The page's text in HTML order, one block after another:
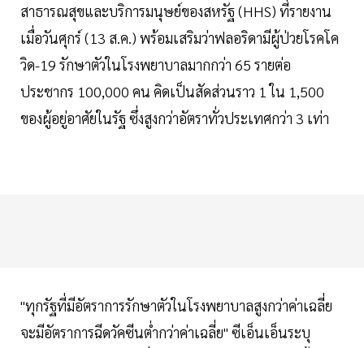
สาธารณสุขและบริการมนุษย์ของสหรัฐ (HHS) ที่รายงาน
เมื่อวันศุกร์ (13 ส.ค.) พร้อมเสริมว่าฟลอริดามีผู้ป่วยโรคโค
วิด-19 รักษาตัวในโรงพยาบาลมากกว่า 65 รายต่อ
ประชากร 100,000 คน คิดเป็นสัดส่วนราว 1 ใน 1,500
ของผู้อยู่อาศัยในรัฐ ซึ่งสูงกว่าอัตราทั่วประเทศกว่า 3 เท่า
"ทุกรัฐที่มีอัตราการรักษาตัวในโรงพยาบาลสูงกว่าค่าเฉลี่ย
จะมีอัตราการฉีดวัคซีนต่ำกว่าค่าเฉลี่ย" ซีเอ็นเอ็นระบุ